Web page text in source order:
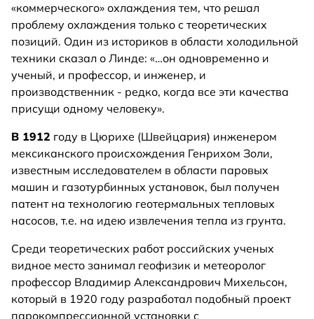
«коммерческого» охлаждения тем, что решал
проблему охлаждения только с теоретических
позиций. Один из историков в области холодильной
техники сказал о Линде: «…он одновременно и
ученый, и профессор, и инженер, и
производственник - редко, когда все эти качества
присущи одному человеку».
В 1912 году в Цюрихе (Швейцария) инженером
мексиканского происхождения Генрихом Золи,
известным исследователем в области паровых
машин и газотурбинных установок, был получен
патент на технологию геотермальных тепловых
насосов, т.е. на идею извлечения тепла из грунта.
Среди теоретических работ российских ученых
видное место занимал геофизик и метеоролог
профессор Владимир Александрович Михельсон,
который в 1920 году разработал подобный проект
парокомпрессионной установки с